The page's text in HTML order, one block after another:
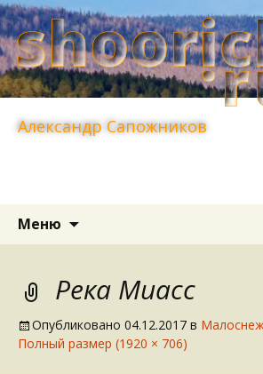
Александр Сапожников
Меню
Река Миасс
Опубликовано 04.12.2017 в
Полный размер (1920 × 706)